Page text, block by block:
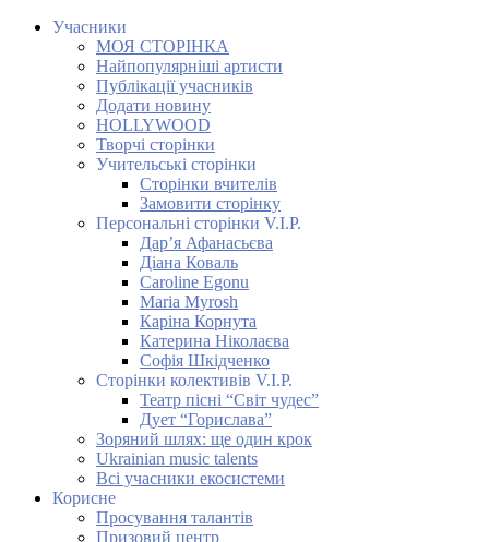
Учасники
МОЯ СТОРІНКА
Найпопулярніші артисти
Публікації учасників
Додати новину
HOLLYWOOD
Творчі сторінки
Учительські сторінки
Сторінки вчителів
Замовити сторінку
Персональні сторінки V.I.P.
Дар’я Афанасьєва
Діана Коваль
Caroline Egonu
Maria Myrosh
Каріна Корнута
Катерина Ніколаєва
Софія Шкідченко
Сторінки колективів V.I.P.
Театр пісні “Світ чудес”
Дует “Горислава”
Зоряний шлях: ще один крок
Ukrainian music talents
Всі учасники екосистеми
Корисне
Просування талантів
Призовий центр